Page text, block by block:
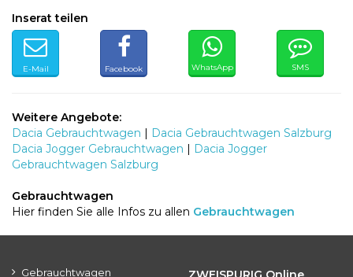
Inserat teilen
E-Mail Facebook WhatsApp SMS
Weitere Angebote:
Dacia Gebrauchtwagen | Dacia Gebrauchtwagen Salzburg
Dacia Jogger Gebrauchtwagen | Dacia Jogger
Gebrauchtwagen Salzburg
Gebrauchtwagen
Hier finden Sie alle Infos zu allen Gebrauchtwagen
Gebrauchtwagen